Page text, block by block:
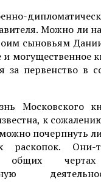
Можно ли
сыновьям
и могуществен­ное
за первенство в
Мос­ковского
к
почерпнуть
раскопок.
чертах